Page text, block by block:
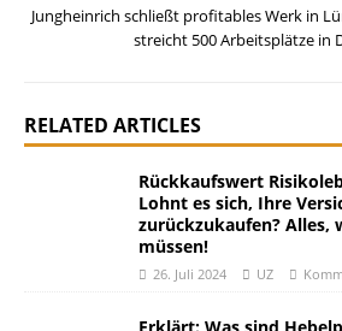
Jungheinrich schließt profitables Werk in
streicht 500 Arbeitsplätze in
RELATED ARTICLES
Rückkaufswert
Lohnt es sich, Ihre
zurückzukaufen? Alles,
müssen!
26. Juli 2024 UZ